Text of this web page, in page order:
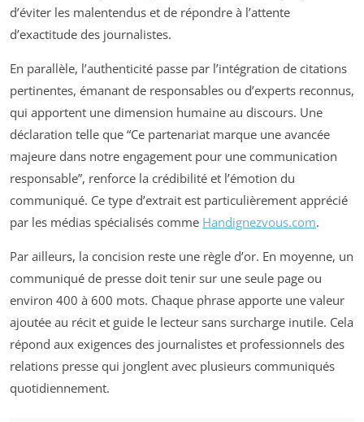
d’éviter les malentendus et de répondre à l’attente
d’exactitude des journalistes.
En parallèle, l’authenticité passe par l’intégration de citations
pertinentes, émanant de responsables ou d’experts reconnus,
qui apportent une dimension humaine au discours. Une
déclaration telle que “Ce partenariat marque une avancée
majeure dans notre engagement pour une communication
responsable”, renforce la crédibilité et l’émotion du
communiqué. Ce type d’extrait est particulièrement apprécié
par les médias spécialisés comme Handignezvous.com.
Par ailleurs, la concision reste une règle d’or. En moyenne, un
communiqué de presse doit tenir sur une seule page ou
environ 400 à 600 mots. Chaque phrase apporte une valeur
ajoutée au récit et guide le lecteur sans surcharge inutile. Cela
répond aux exigences des journalistes et professionnels des
relations presse qui jonglent avec plusieurs communiqués
quotidiennement.